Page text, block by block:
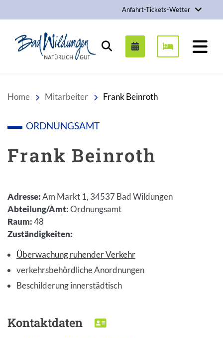
Anfahrt-Tickets-Wetter
Stadt Bad Wildungen
Suchen
Home Mitarbeiter Frank Beinroth
Kontaktdaten DOWNLOAD VCARD
Frank Beinroth
ORDNUNGSAMT
Adresse:Am Markt 1, 34537 Bad Wildungen
Abteilung/Amt:Ordnungsamt
Raum:48
Zuständigkeiten:
Überwachung ruhender Verkehr
verkehrsbehördliche Anordnungen
Beschilderung innerstädtisch